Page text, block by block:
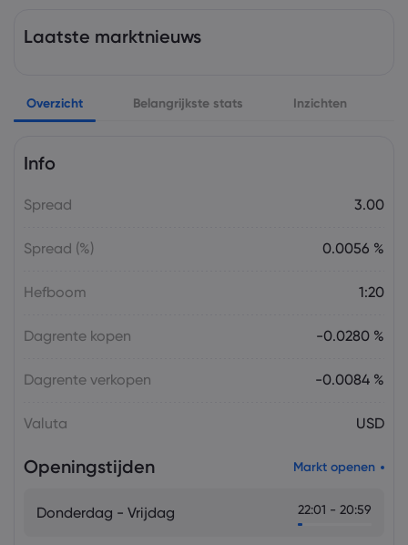
Laatste marktnieuws
Overzicht Belangrijkste stats Inzichten
Info
Spread 3.00
Spread (%) 0.0056 %
Hefboom 1:20
Dagrente kopen -0.0280 %
Dagrente verkopen -0.0084 %
Valuta USD
Openingstijden Markt openen
Donderdag - Vrijdag 22:01 - 20:59